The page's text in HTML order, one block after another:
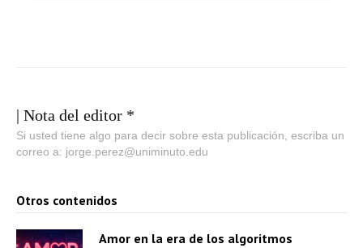
| Nota del editor *
Si usted tiene algo para decir sobre esta publicación, escriba un
correo a: jorge.perez@uniminuto.edu
Otros contenidos
Amor en la era de los algoritmos